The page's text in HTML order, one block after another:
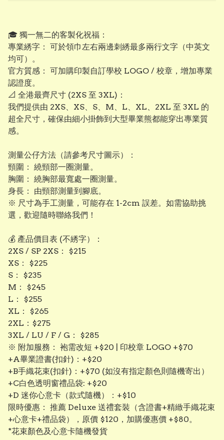
​🎓 獨一無二的客製化祝福：
專業綉字： 可於領巾左右兩邊刺綉最多兩行文字（中英文
均可）。
​官方質感： 可加購印製自訂學校 LOGO / 校章，增加專業
認證度。
​📐 全港最齊尺寸 (2XS 至 3XL)：
我們提供由 2XS、XS、S、M、L、XL、2XL 至 3XL 的
超全尺寸，確保由細小掛飾到大型畢業熊都能穿出專業質
感。
測量公仔方法（請參考尺寸圖示）：
頸圍： 繞頸部一圈測量。
​胸圍： 繞胸部最寬處一圈測量。
​身長： 由頸部測量到腳底。
※ 尺寸為手工測量，可能存在 1-2cm 誤差。如需協助挑
選，歡迎隨時聯絡我們！
💰 產品價目表 (不綉字）：
​2XS / SP 2XS： $215
​XS： $225
​S： $235
​M： $245
​L： $255
​XL： $265
​2XL：$275
3XL / LU / F / G： $285
​※ 附加服務： 袍需改短 +$20 | 印校章 LOGO +$70
+A畢業證書(扣針)：+$20
+B手織花束(扣針)：+$70 (如沒有指定顏色則隨機寄出）
+C白色透明窗禮品袋: +$20
+D 迷你心意卡（款式隨機）：+$10
限時優惠： 推薦 Deluxe 送禮套裝（含證書+精緻手織花束
+心意卡+禮品袋），原價 $120，加購優惠價 +$80。
*花束顏色及心意卡隨機發貨